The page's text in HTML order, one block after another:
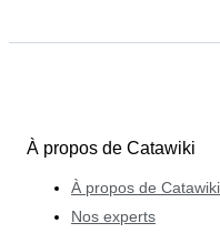
À propos de Catawiki
À propos de Catawiki
Nos experts